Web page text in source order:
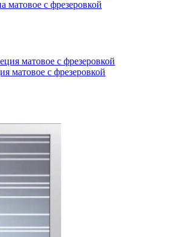
матовое с фрезеровкой
матовое с фрезеровкой